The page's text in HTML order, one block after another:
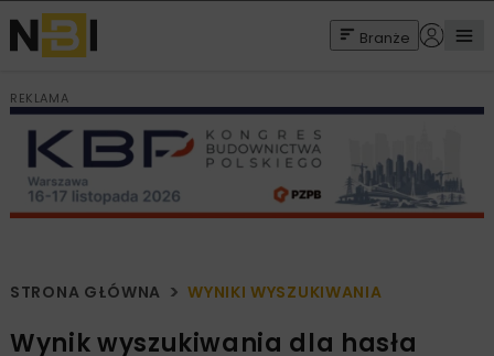
Branże
REKLAMA
STRONA GŁÓWNA WYNIKI WYSZUKIWANIA
Wynik wyszukiwania dla hasła